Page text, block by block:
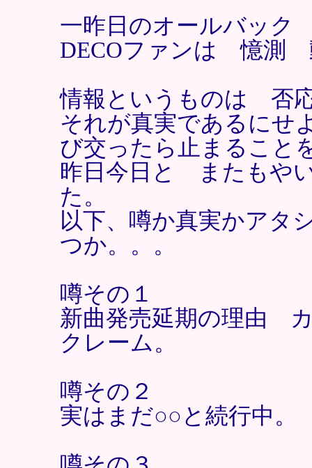
一昨日のオールバッ
DECOファンは 憶測
情報というものは 否
それが真実であるに
び交ったら止まること
昨日今日と またもや
た。
以下、噂か真実かア
つか。。。
噂その１
新曲発売延期の理由
クレーム。
噂その２
実はまだ○○と続行中。